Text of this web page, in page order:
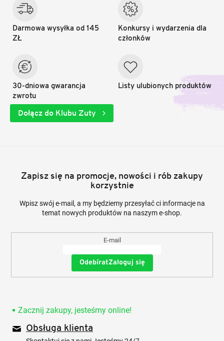
Darmowa wysyłka od 145
ZŁ
30-dniowa gwarancja
zwrotu
Konkursy i wydarzenia dla
członków
Listy ulubionych produktów
Dołącz do Klubu Zuty
Zapisz się na promocje, nowości i rób zakupy
korzystnie
Wpisz swój e-mail, a my będziemy przesyłać ci informacje na
temat nowych produktów na naszym e-shop.
E-mail
Zaloguj się
Zacznij zakupy, jesteśmy online!
Obsługa klienta